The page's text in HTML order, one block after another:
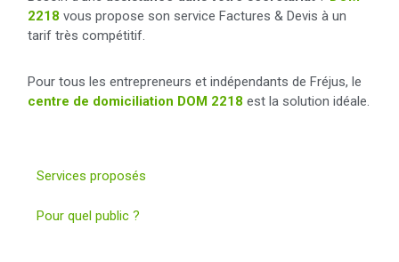
2218 vous propose son service Factures & Devis à un
tarif très compétitif.
Pour tous les entrepreneurs et indépendants de Fréjus, le
centre de domiciliation DOM 2218 est la solution idéale.
Services proposés
Pour quel public ?